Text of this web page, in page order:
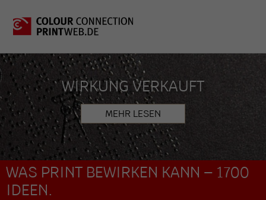
WIRKUNG VERKAUFT
MEHR LESEN
WAS PRINT BEWIRKEN KANN – 1700
IDEEN.